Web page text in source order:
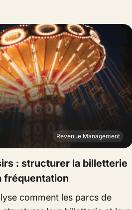
Revenue Management
: structurer la billetterie
fréquentation
comment les parcs de